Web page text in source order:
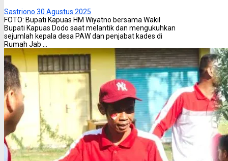
Sastriono 30 Agustus 2025
FOTO: Bupati Kapuas HM Wiyatno bersama Wakil
Bupati Kapuas Dodo saat melantik dan mengukuhkan
sejumlah kepala desa PAW dan penjabat kades di
Rumah Jab ...